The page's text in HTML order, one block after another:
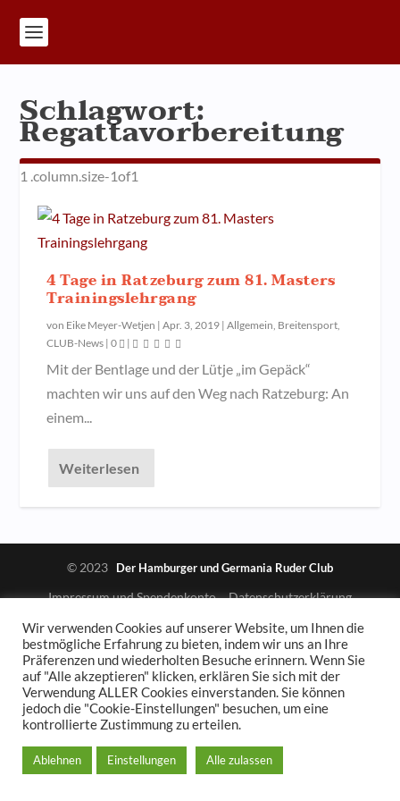
Schlagwort:
Regattavorbereitung
4 Tage in Ratzeburg zum 81. Masters
Trainingslehrgang
von Eike Meyer-Wetjen |Apr. 3, 2019 |Allgemein, Breitensport,
CLUB-News |0 |
Mit der Bentlage und der Lütje „im Gepäck“
machten wir uns auf den Weg nach Ratzeburg: An
einem...
Weiterlesen
© 2023 Der Hamburger und Germania Ruder Club
Impressum und Spendenkonto Datenschutzerklärung
Wir verwenden Cookies auf unserer Website, um Ihnen die
bestmögliche Erfahrung zu bieten, indem wir uns an Ihre
Präferenzen und wiederholten Besuche erinnern. Wenn Sie
auf "Alle akzeptieren" klicken, erklären Sie sich mit der
Verwendung ALLER Cookies einverstanden. Sie können
jedoch die "Cookie-Einstellungen" besuchen, um eine
kontrollierte Zustimmung zu erteilen.
Ablehnen Einstellungen Alle zulassen